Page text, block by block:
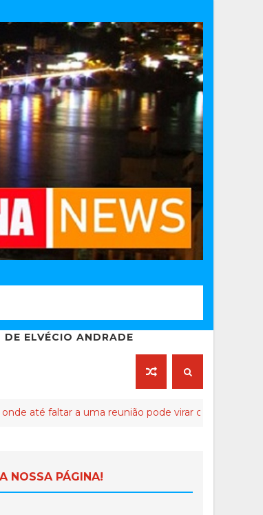
DE ELVÉCIO ANDRADE
uma reunião pode virar crime de lesa-Malta
NOSSA PÁGINA!